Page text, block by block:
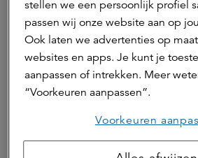
beleggingsinstellingen en is
register van de AFM.
Ga naar beleggingen
stellen we een persoonlijk profiel
passen wij onze website aan op
Ook laten we advertenties op
websites en apps. Je kunt je
aanpassen of intrekken. Meer
“Voorkeuren aanpassen”.
Voorkeuren